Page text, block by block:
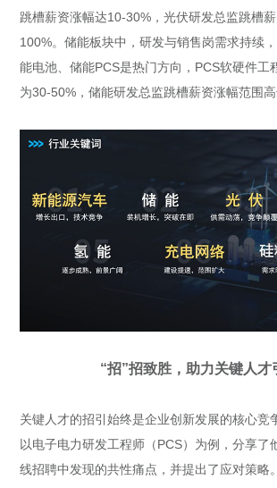
跳槽薪资涨幅达10-30%，光伏研发总监跳槽
100%。储能板块中，研发与销售岗需求持续
能电池、储能PCS是热门方向，PCS软硬件工
为30-50%，储能研发总监跳槽薪资涨幅范围高
“招”招致胜，助力关键人才
关键人才的招引始终是企业创新发展的核心竞
以电子电力研发工程师（PCS）为例，分享了
线招聘中发现的共性痛点，并提出了应对策略